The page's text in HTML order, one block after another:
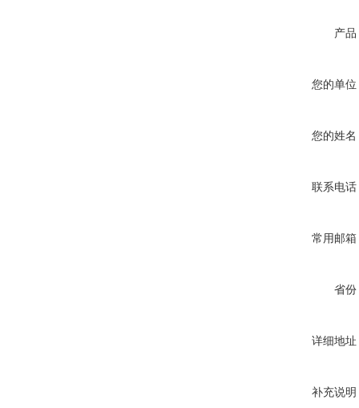
产品
您的单位
您的姓名
联系电话
常用邮箱
省份
详细地址
补充说明